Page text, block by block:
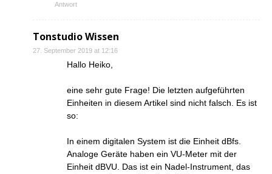
Antwort
Tonstudio Wissen
27. September 2019 at 12:16
Hallo Heiko,
eine sehr gute Frage! Die letzten aufgeführten
Einheiten in diesem Artikel sind nicht falsch. Es ist
so:
In einem digitalen System ist die Einheit dBfs.
Analoge Geräte haben ein VU-Meter mit der
Einheit dBVU. Das ist ein Nadel-Instrument, das